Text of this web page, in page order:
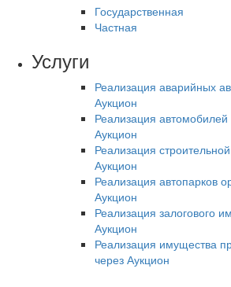
Государственная
Частная
Услуги
Реализация аварийных
Аукцион
Реализация
Аукцион
Реализация
Аукцион
Реализация автопарков
Аукцион
Реализация залогового
Аукцион
Реализация имущества
через Аукцион